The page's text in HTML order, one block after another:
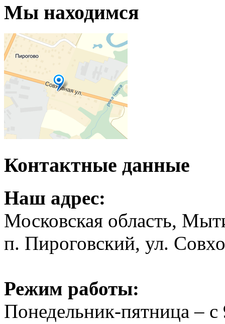
Мы находимся
Контактные данные
Наш адрес:
Московская область,
п. Пироговский, ул.
Режим работы:
Понедельник-пятница –